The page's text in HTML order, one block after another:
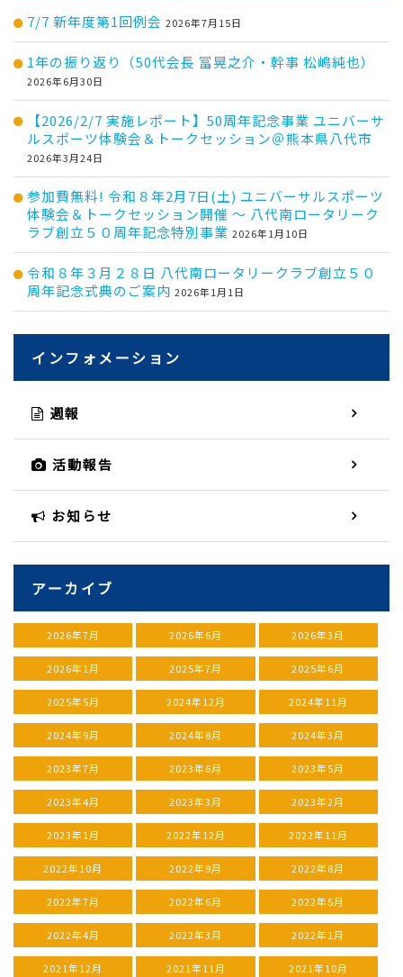
7/7 新年度第1回例会 2026年7月15日
1年の振り返り（50代会長 冨晃之介・幹事 松嶋純也）
2026年6月30日
【2026/2/7 実施レポート】50周年記念事業 ユニバーサ
ルスポーツ体験会＆トークセッション＠熊本県八代市
2026年3月24日
参加費無料! 令和８年2月7日(土) ユニバーサルスポーツ
体験会＆トークセッション開催 ～ 八代南ロータリーク
ラブ創立５０周年記念特別事業 2026年1月10日
令和８年３月２８日 八代南ロータリークラブ創立５０
周年記念式典のご案内 2026年1月1日
インフォメーション
週報
活動報告
お知らせ
アーカイブ
2026年7月 2026年6月 2026年3月
2026年1月 2025年7月 2025年6月
2025年5月 2024年12月 2024年11月
2024年9月 2024年8月 2024年3月
2023年7月 2023年6月 2023年5月
2023年4月 2023年3月 2023年2月
2023年1月 2022年12月 2022年11月
2022年10月 2022年9月 2022年8月
2022年7月 2022年6月 2022年5月
2022年4月 2022年3月 2022年1月
2021年12月 2021年11月 2021年10月